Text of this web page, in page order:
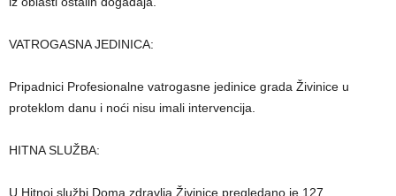
VATROGASNA JEDINICA:
Pripadnici Profesionalne vatrogasne jedinice grada Živinice u
proteklom danu i noći nisu imali intervencija.
HITNA SLUŽBA:
U Hitnoj službi Doma zdravlja Živinice pregledano je 127